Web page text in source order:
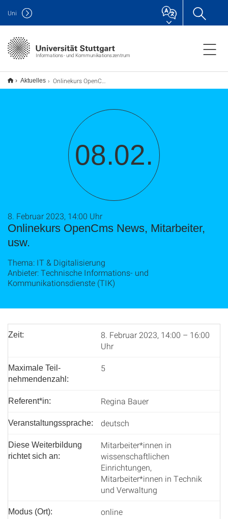
Informations- und Kommunikationszentrum
Uni
Aktuelles Onlinekurs OpenCms News, Mitarbeiter, usw.
08.02.
Onlinekurs OpenCms News, Mitarbeiter,
usw.
8. Februar 2023, 14:00 Uhr
Thema: IT & Digitalisierung
Anbieter: Technische Informations- und
Kommunikationsdienste (TIK)
Zeit:
8. Februar 2023, 14:00 – 16:00
Uhr
Maximale Teil­
nehmenden­zahl:
5
Referent*in: Regina Bauer
Veranstaltungssprache: deutsch
Diese Weiterbildung
richtet sich an:
Mitarbeiter*innen in
wissenschaftlichen
Einrichtungen,
Mitarbeiter*innen in Technik
und Verwaltung
Modus (Ort): online